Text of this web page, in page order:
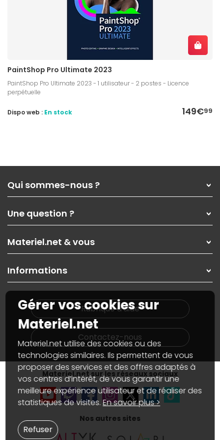
équipant votre ordinateur delogiciels, suites
bureautiques ou outils collaboratifs
accompagner dans vos tâches quotidiennes.
PaintShop Pro Ultimate 2023
PaintShop Pro Ultimate 2023 - 1 utilisateur - 2 postes - Licence
perpétuelle
149€99
Dispo web : En stock
Qui sommes-nous ?
Nos services
Les magasins Materiel.net
Nos solutions pour les pros
Contactez-nous
Une question ?
Paiement, livraison
Garanties,Pack Zen
SAV, demander un retour
Informations
Materiel.net & vous
On rachète votre carte graphique
PC sur mesure : Votre RDV personnalisé
Notre démarche écologique
Materiel.net recrute
Notre programme d'affiliation
Partenariat & Sponsoring
Informations
Plan du site
Nos marques
Conditions générales de vente
Marketplace
Informations légales
Données personnellesetcookies
Gérer vos cookies
Accessibilité : non conforme
Rubrique d'aide
Contactez-nous
Materiel.net sur les réseaux sociaux
Nos autres sites
Gérer vos cookies sur
Materiel.net
Materiel.net utilise des cookies ou des
technologies similaires. Ils permettent de vous
proposer des services et des offres adaptés à
vos centres d’intérêt, de vous garantir une
meilleure expérience utilisateur et de réaliser des
statistiques de visites.En savoir plus >
Refuser